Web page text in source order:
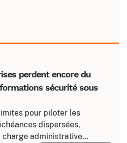
perdent encore du
sécurité sous
pour piloter les
dispersées,
administrative